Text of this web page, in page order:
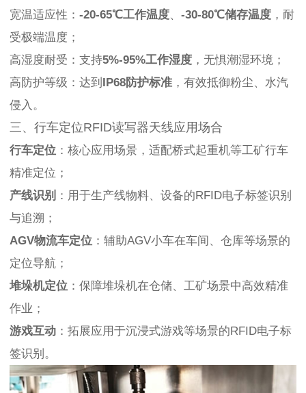
宽温适应性： -20-65℃工作温度 -30-80℃储存温度 ，耐
受极端温度；
高湿度耐受：支持5%-95%工作湿度 ，无惧潮湿环境；
高防护等级：达到 IP68防护标准 ，有效抵御粉尘、水汽
侵入。
三、行车定位RFID读写器天线应用场合
行车定位 ：核心应用场景，适配桥式起重机等工矿行车
精准定位；
产线识别 ：用于生产线物料、设备的RFID电子标签识别
与追溯；
AGV物流车定位 ：辅助AGV小车在车间、仓库等场景的
定位导航；
堆垛机定位 ：保障堆垛机在仓储、工矿场景中高效精准
作业；
游戏互动 ：拓展应用于沉浸式游戏等场景的RFID电子标
签识别。